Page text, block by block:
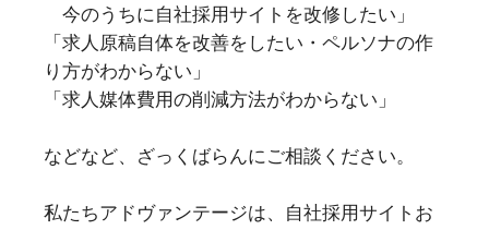
今のうちに自社採用サイトを改修したい」
「求人原稿自体を改善をしたい・ペルソナの作
り方がわからない」
「求人媒体費用の削減方法がわからない」
などなど、ざっくばらんにご相談ください。
私たちアドヴァンテージは、自社採用サイトお